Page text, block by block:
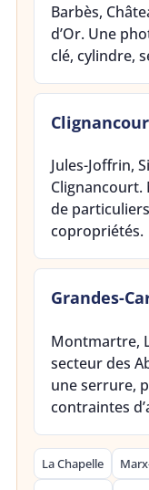
Barbès,
d’Or. Une
clé, cylindre,
Jules-Joffrin,
Clignancourt.
de
copropriétés.
Grandes-
Montmartre,
secteur des
une serrure,
contraintes
La Chapelle